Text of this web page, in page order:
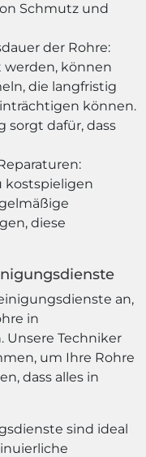
Schmutz und
der Rohre:
können
die langfristig
können.
sorgt dafür, dass
kostspieligen
diese
an,
in
Unsere Techniker
um Ihre Rohre
dass alles in
sind ideal